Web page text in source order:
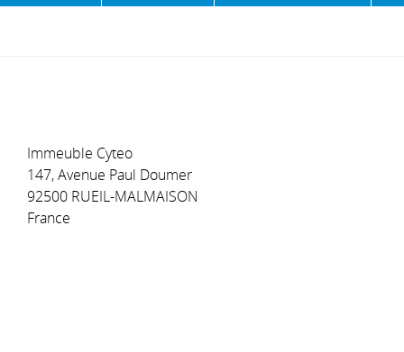
Immeuble Cyteo
147, Avenue Paul Doumer
92500 RUEIL-MALMAISON
France